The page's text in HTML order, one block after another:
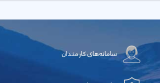
سامانه‌های کارمندان